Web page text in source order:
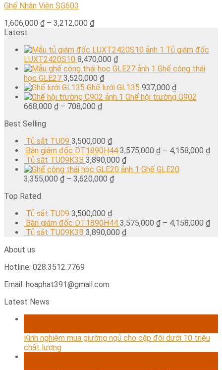
Ghế Nhân Viên SG603
1,606,000 ₫ – 3,212,000 ₫
Latest
Tủ giám đốc
LUXT2420S10 8,470,000 ₫
Ghế công thái
học GLE27 3,520,000 ₫
Ghế lưới GL135 937,000 ₫
Ghế hội trường G902
668,000 ₫ – 708,000 ₫
Best Selling
Tủ sắt TU09 3,500,000 ₫
Bàn giám đốc DT1890H44 3,575,000 ₫ – 4,158,000 ₫
Tủ sắt TU09K3B 3,890,000 ₫
Ghế GLE20
3,355,000 ₫ – 3,620,000 ₫
Top Rated
Tủ sắt TU09 3,500,000 ₫
Bàn giám đốc DT1890H44 3,575,000 ₫ – 4,158,000 ₫
Tủ sắt TU09K3B 3,890,000 ₫
About us
Hotline: 028.3512.7769
Email: hoaphat391@gmail.com
Latest News
Kinh nghiệm mua giường ngủ cho cặp đôi dưới 10 triệu
chất lượng